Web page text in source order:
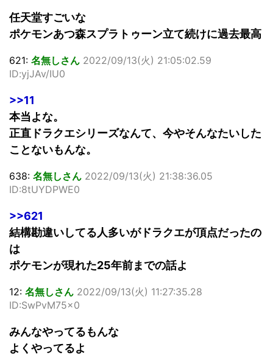
任天堂すごいな
ポケモンあつ森スプラトゥーン立て続けに過去最高
621: 名無しさん 2022/09/13(火) 21:05:02.59
ID:yjJAv/IU0
>>11
本当よな。
正直ドラクエシリーズなんて、今やそんなたいした
ことないもんな。
638: 名無しさん 2022/09/13(火) 21:38:36.05
ID:8tUYDPWE0
>>621
結構勘違いしてる人多いがドラクエが頂点だったの
は
ポケモンが現れた25年前までの話よ
12: 名無しさん 2022/09/13(火) 11:27:35.28
ID:SwPvM75x0
みんなやってるもんな
よくやってるよ